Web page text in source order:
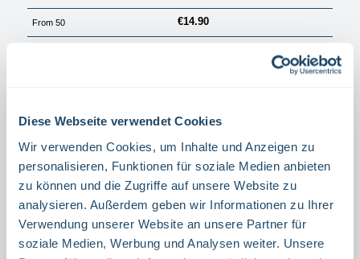
Diese Webseite verwendet Cookies
Wir verwenden Cookies, um Inhalte und Anzeigen zu
personalisieren, Funktionen für soziale Medien anbieten
zu können und die Zugriffe auf unsere Website zu
analysieren. Außerdem geben wir Informationen zu Ihrer
Verwendung unserer Website an unsere Partner für
soziale Medien, Werbung und Analysen weiter. Unsere
From50 €14.90
Material
ALUMINIUM
FILM
Product Quantity: Enter the desired amount or use the buttons to increase or decrease the